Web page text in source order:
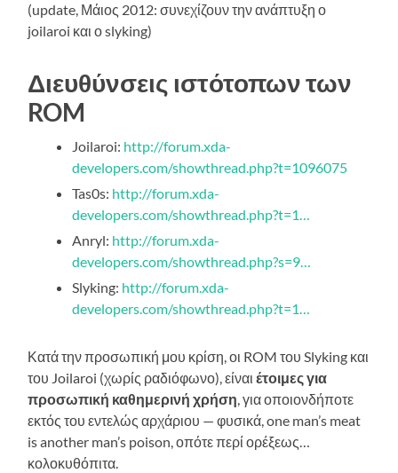
(update, Μάιος 2012: συνεχίζουν την ανάπτυξη ο
joilaroi και ο slyking)
Διευθύνσεις ιστότοπων των
ROM
Joilaroi: http://forum.xda-
developers.com/showthread.php?t=1096075
Tas0s: http://forum.xda-
developers.com/showthread.php?t=1…
Anryl: http://forum.xda-
developers.com/showthread.php?s=9…
Slyking: http://forum.xda-
developers.com/showthread.php?t=1…
Κατά την προσωπική μου κρίση, οι ROM του Slyking και
του Joilaroi (χωρίς ραδιόφωνο), είναιέτοιμες για
προσωπική καθημερινή χρήση, για οποιονδήποτε
εκτός του εντελώς αρχάριου — φυσικά, one man’s meat
is another man’s poison, οπότε περί ορέξεως…
κολοκυθόπιτα.